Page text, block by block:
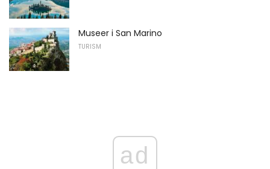
Museer i San Marino
TURISM
ad